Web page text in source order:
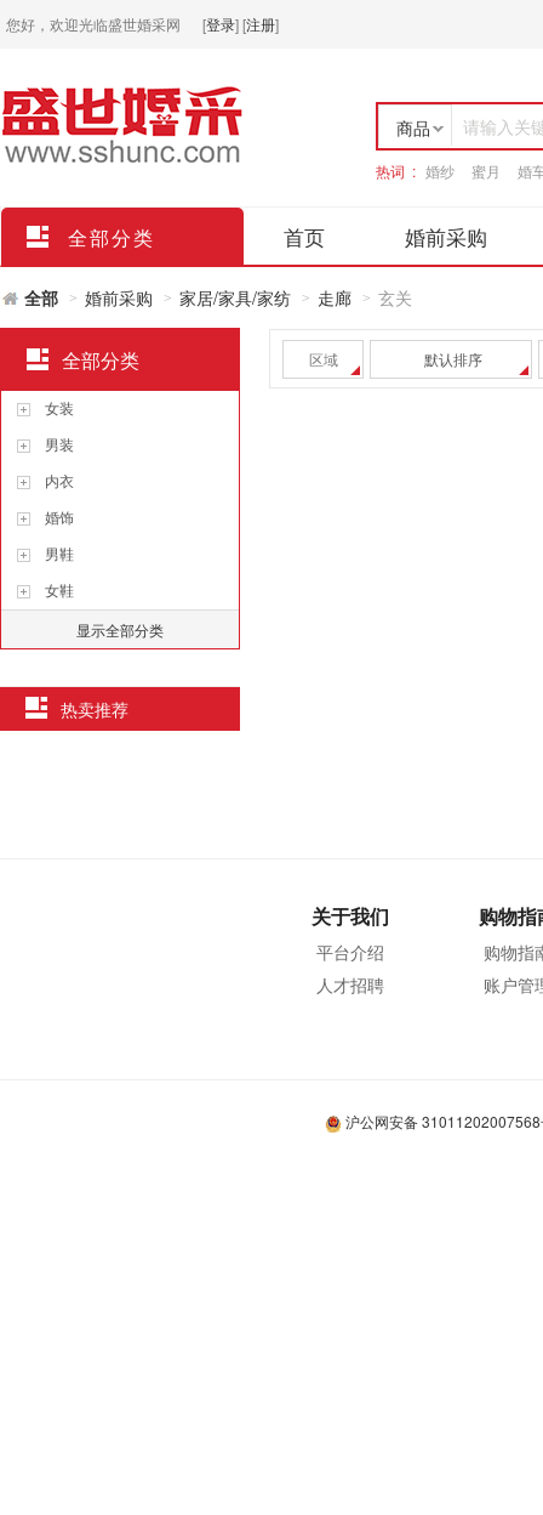
您好，欢迎光临盛世婚采网 [登录][注册]
商品
店铺
请输入关
热词 : 婚纱 蜜月 婚
全部分类 首页 婚前采购
全部 > 婚前采购 > 家居/家具/家纺 > 走廊 > 玄关
区域 默认排序
全部分类
女装
男装
内衣
婚饰
男鞋
女鞋
显示全部分类
热卖推荐
关于我们
平台介绍
人才招聘
购物指
购物指
账户管
沪公网安备 31011202007568